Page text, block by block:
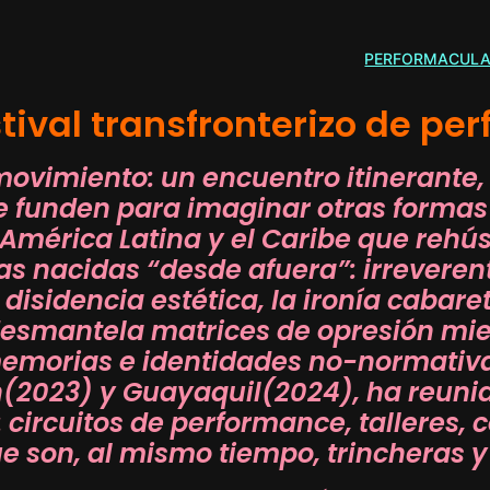
transfronterizo de
un encuentro
para imaginar otras
Latina y el Caribe que
nacidas “desde afuera”:
estética, la ironía
matrices de opresión
e identidades no-
y Guayaquil(2024), ha
de performance, talleres,
son, al mismo tiempo, trincheras